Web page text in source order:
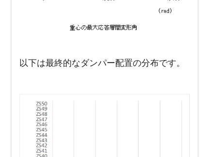
以下は最終的なダンパー配置の分布です。